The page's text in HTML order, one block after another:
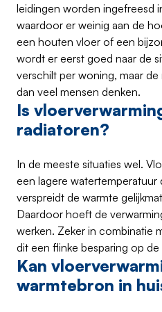
leidingen worden ingefreesd
waardoor er weinig aan de
een houten vloer of een
wordt er eerst goed naar de
verschilt per woning, maar
dan veel mensen denken.
Is
radiatoren?
In de meeste situaties wel.
een lagere watertemperatuur
verspreidt de warmte
Daardoor hoeft de
werken. Zeker in combinatie
dit een flinke besparing op
Kan
warmtebron in